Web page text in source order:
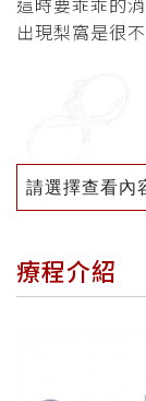
這時要乖乖的
出現梨窩是很
請選擇查看內
療程介紹